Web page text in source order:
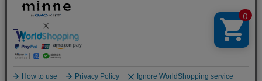
実在証明・盗聴対策
サイバー攻撃対策（GMO Flatt Security）
セキュリティ事業の軌跡